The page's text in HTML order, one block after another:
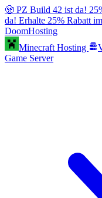
🧟 PZ Build 42 ist da!
da! Erhalte 25% Rabatt
DoomHosting
Minecraft Hosting
Game Server